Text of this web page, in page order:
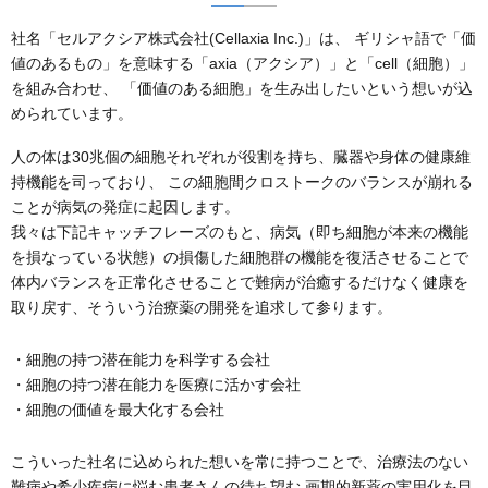
社名「セルアクシア株式会社(Cellaxia Inc.)」は、 ギリシャ語で「価
値のあるもの」を意味する「axia（アクシア）」と「cell（細胞）」
を組み合わせ、
「価値のある細胞」を生み出したいという想いが込
められています。
人の体は30兆個の細胞それぞれが役割を持ち、臓器や身体の健康維
持機能を司っており、
この細胞間クロストークのバランスが崩れる
ことが病気の発症に起因します。
我々は下記キャッチフレーズのもと、病気（即ち細胞が本来の機能
を損なっている状態）の損傷した細胞群の機能を復活させることで
体内バランスを正常化させることで難病が治癒するだけなく健康を
取り戻す、そういう治療薬の開発を追求して参ります。
・細胞の持つ潜在能力を科学する会社
・細胞の持つ潜在能力を医療に活かす会社
・細胞の価値を最大化する会社
こういった社名に込められた想いを常に持つことで、治療法のない